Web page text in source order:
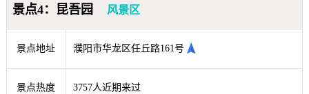
景点4：昆吾园 风景区
景点地址 濮阳市华龙区任丘路161号
景点热度 3757人近期来过